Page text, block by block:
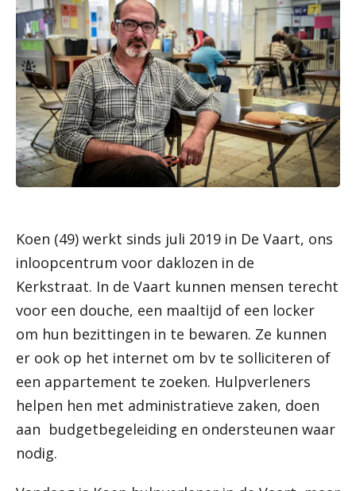
Koen (49) werkt sinds juli 2019 in De Vaart, ons
inloopcentrum voor daklozen in de
Kerkstraat. In de Vaart kunnen mensen terecht
voor een douche, een maaltijd of een locker
om hun bezittingen in te bewaren. Ze kunnen
er ook op het internet om bv te solliciteren of
een appartement te zoeken. Hulpverleners
helpen hen met administratieve zaken, doen
aan budgetbegeleiding en ondersteunen waar
nodig.